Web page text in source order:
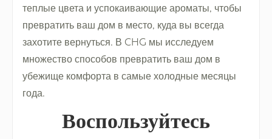
теплые цвета и успокаивающие ароматы, чтобы
превратить ваш дом в место, куда вы всегда
захотите вернуться. В CHG мы исследуем
множество способов превратить ваш дом в
убежище комфорта в самые холодные месяцы
года.
Воспользуйтесь